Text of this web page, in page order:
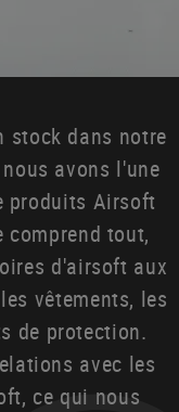
stock dans notre
avons l'une
produits Airsoft
tout,
d'airsoft aux
vêtements, les
de protection.
avec les
ce qui nous